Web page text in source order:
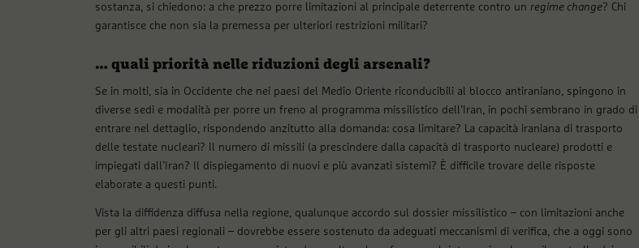
sostanza, si chiedono: a che prezzo porre limitazioni al principale deterrente contro unregime change? Chi
garantisce che non sia la premessa per ulteriori restrizioni militari?
… quali priorità nelle riduzioni degli arsenali?
Se in molti, sia in Occidente che nei paesi del Medio Oriente riconducibili al blocco antiraniano, spingono in
diverse sedi e modalità per porre un freno al programma missilistico dell’Iran, in pochi sembrano in grado di
entrare nel dettaglio, rispondendo anzitutto alla domanda: cosa limitare? La capacità iraniana di trasporto
delle testate nucleari? Il numero di missili (a prescindere dalla capacità di trasporto nucleare) prodotti e
impiegati dall’Iran? Il dispiegamento di nuovi e più avanzati sistemi? È difficile trovare delle risposte
elaborate a questi punti.
Vista la diffidenza diffusa nella regione, qualunque accordo sul dossier missilistico – con limitazioni anche
per gli altri paesi regionali – dovrebbe essere sostenuto da adeguati meccanismi di verifica, che a oggi sono